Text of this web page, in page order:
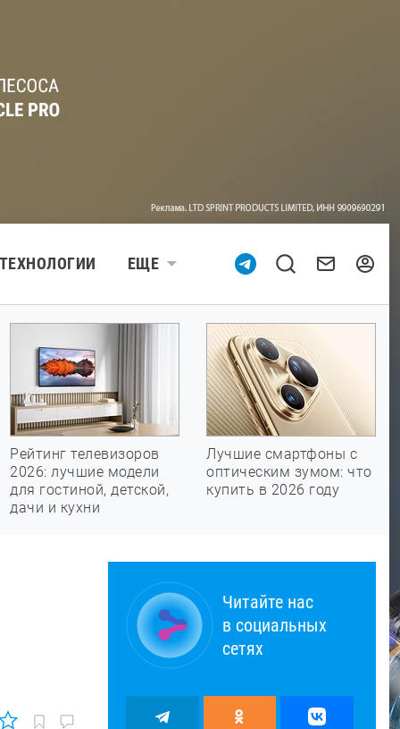
ТЕХНОЛОГИИ ЕЩЕ
Рейтинг телевизоров
2026: лучшие модели
для гостиной, детской,
дачи и кухни
Лучшие смартфоны с
оптическим зумом: что
купить в 2026 году
Читайте нас
в социальных
сетях